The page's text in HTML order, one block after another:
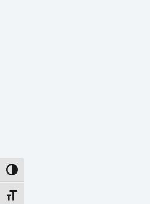
Toggle High Contrast
Toggle Font size